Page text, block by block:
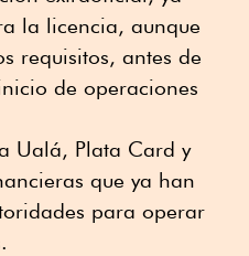
la licencia, aunque
requisitos, antes de
de operaciones
Ualá, Plata Card y
que ya han
para operar